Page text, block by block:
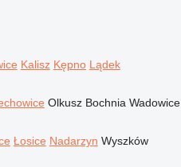
Kalisz Kępno Lądek
Olkusz Bochnia Wadowice
Łosice Nadarzyn Wyszków